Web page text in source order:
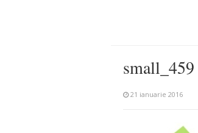
small_459
21 ianuarie 2016